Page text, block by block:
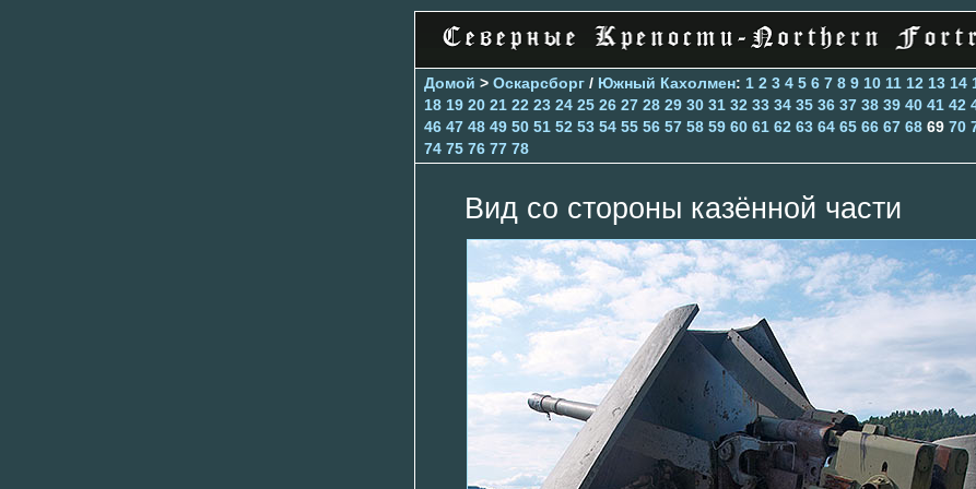
Домой > Оскарсборг / Южный Кахолмен: 1 2 3 4 5 6 7 8 9 10 11 12 13 14
18 19 20 21 22 23 24 25 26 27 28 29 30 31 32 33 34 35 36 37 38 39 40 41 42
46 47 48 49 50 51 52 53 54 55 56 57 58 59 60 61 62 63 64 65 66 67 68 69 70
74 75 76 77 78
Вид со стороны казённой части